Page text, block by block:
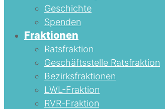
Geschichte
Spenden
Fraktionen
Ratsfraktion
Geschäftsstelle Ratsfraktion
Bezirksfraktionen
LWL-Fraktion
RVR-Fraktion